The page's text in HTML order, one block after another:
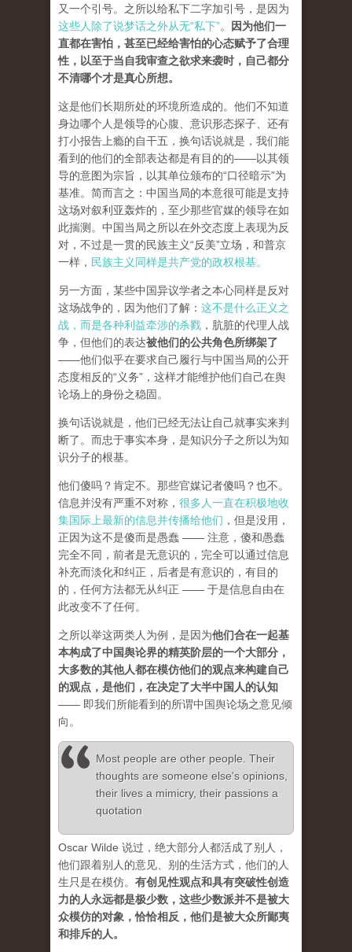
又一个引号。之所以给私下二字加引号，是因为
这些人除了说梦话之外从无“私下”。
因为他们一
直都在害怕，甚至已经给害怕的心态赋予了合理
性，以至于当自我审查之欲求来袭时，自己都分
不清哪个才是真心所想。
这是他们长期所处的环境所造成的。他们不知道
身边哪个人是领导的心腹、意识形态探子、还有
打小报告上瘾的自干五，换句话说就是，我们能
看到的他们的全部表达都是有目的的——以其领
导的意图为宗旨，以其单位颁布的“口径暗示”为
基准。简而言之：中国当局的本意很可能是支持
这场对叙利亚轰炸的，至少那些官媒的领导在如
此揣测。中国当局之所以在外交态度上表现为反
对，不过是一贯的民族主义“反美”立场，和普京
一样， 民族主义同样是共产党的政权根基。
另一方面，某些中国异议学者之本心同样是反对
这场战争的，因为他们了解： 这不是什么正义之
战，而是各种利益牵涉的杀戮 ，肮脏的代理人战
争，但他们的表达被他们的公共角色所绑架了
——他们似乎在要求自己履行与中国当局的公开
态度相反的“义务”，这样才能维护他们自己在舆
论场上的身份之稳固。
换句话说就是，他们已经无法让自己就事实来判
断了。而忠于事实本身，是知识分子之所以为知
识分子的根基。
他们傻吗？肯定不。那些官媒记者傻吗？也不。
信息并没有严重不对称， 很多人一直在积极地收
集国际上最新的信息并传播给他们 ，但是没用，
正因为这不是傻而是愚蠢 —— 注意，傻和愚蠢
完全不同，前者是无意识的，完全可以通过信息
补充而淡化和纠正，后者是有意识的，有目的
的，任何方法都无从纠正 —— 于是信息自由在
此改变不了任何。
之所以举这两类人为例，是因为他们合在一起基
本构成了中国舆论界的精英阶层的一个大部分，
大多数的其他人都在模仿他们的观点来构建自己
的观点，是他们，在决定了大半中国人的认知
—— 即我们所能看到的所谓中国舆论场之意见倾
向。
Most people are other people. Their
thoughts are someone else's opinions,
their lives a mimicry, their passions a
quotation
Oscar Wilde 说过，绝大部分人都活成了别人，
他们跟着别人的意见、别的生活方式，他们的人
生只是在模仿。 有创见性观点和具有突破性创造
力的人永远都是极少数，这些少数派并不是被大
众模仿的对象，恰恰相反，他们是被大众所鄙夷
和排斥的人。